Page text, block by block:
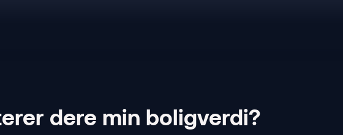
dere min boligverdi?